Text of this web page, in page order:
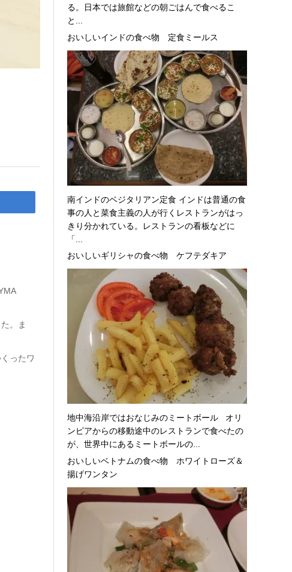
。ま
ったワ
る。日本では旅館などの朝ごはんで食べるこ
と...
おいしいインドの食べ物 定食ミールス
南インドのベジタリアン定食 インドは普通の食
事の人と菜食主義の人が行くレストランがはっ
きり分かれている。レストランの看板などに
「...
おいしいギリシャの食べ物 ケフテダキア
地中海沿岸ではおなじみのミートボール オリ
ンピアからの移動途中のレストランで食べたの
が、世界中にあるミートボールの...
おいしいベトナムの食べ物 ホワイトローズ＆
揚げワンタン